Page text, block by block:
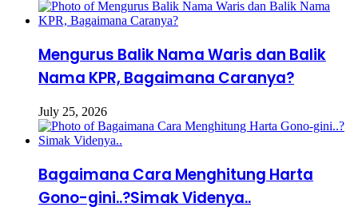
Mengurus Balik Nama Waris dan Balik
Nama KPR, Bagaimana Caranya?
July 25, 2026
Bagaimana Cara Menghitung Harta
Gono-gini..?Simak Videnya..